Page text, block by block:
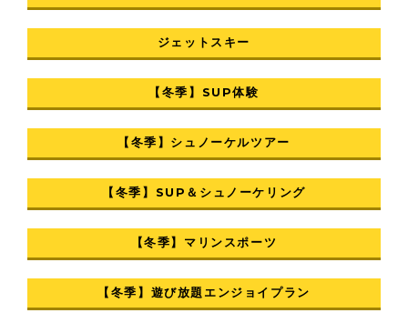
ジェットスキー
【冬季】SUP体験
【冬季】シュノーケルツアー
【冬季】SUP＆シュノーケリング
【冬季】マリンスポーツ
【冬季】遊び放題エンジョイプラン